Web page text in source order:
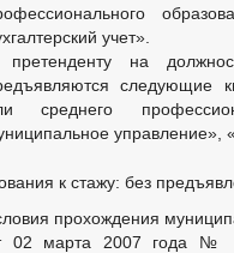
учет».
на
следующие
среднего
управление»,
к стажу: без
прохождения
02 марта 2007 года №